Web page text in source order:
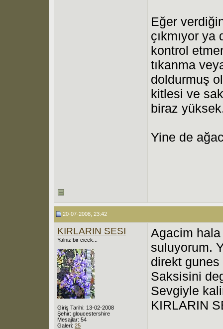
Eğer
çıkmıyor ya
kontrol
tıkanma
doldurmuş
kitlesi ve
biraz
Yine de
20-07-2008, 23:42
KIRLARIN SESI
Yalniz bir cicek...
Giriş Tarihi: 13-02-2008
Şehir: gloucestershire
Mesajlar: 54
Galeri: 25
Agacim
suluyorum.
direkt
Saksisini
Sevgiyle
KIRLARIN